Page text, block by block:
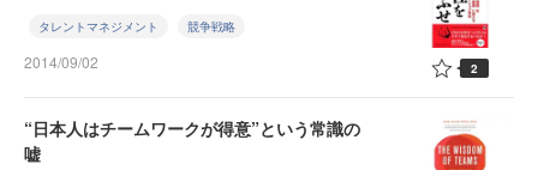
タレントマネジメント 競争戦略
2014/09/02 2
“日本人はチームワークが得意”という常識の
嘘